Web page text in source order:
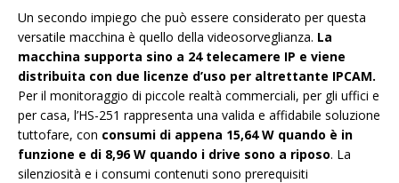
Un secondo impiego che può essere considerato per questa
versatile macchina è quello della videosorveglianza. La
macchina supporta sino a 24 telecamere IP e viene
distribuita con due licenze d’uso per altrettante IPCAM.
Per il monitoraggio di piccole realtà commerciali, per gli uffici e
per casa, l’HS-251 rappresenta una valida e affidabile soluzione
tuttofare, con consumi di appena 15,64 W quando è in
funzione e di 8,96 W quando i drive sono a riposo. La
silenziosità e i consumi contenuti sono prerequisiti